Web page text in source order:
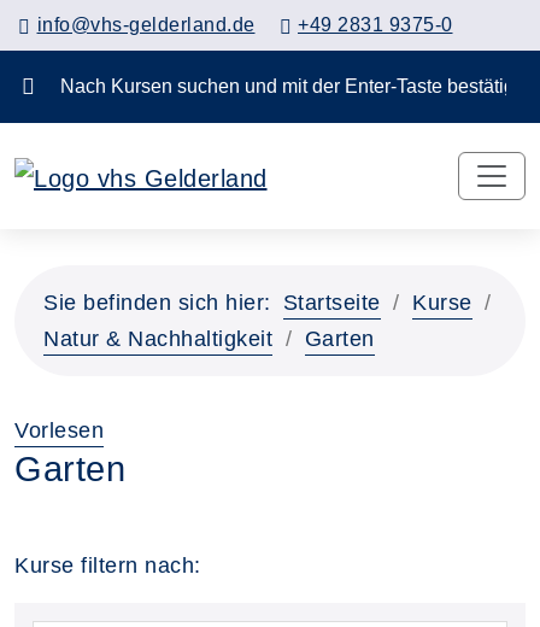
info@vhs-gelderland.de +49 2831 9375-0
Sie befinden sich hier: Startseite
Kurse
Natur & Nachhaltigkeit
Garten
Vorlesen
Garten
Kurse filtern nach: